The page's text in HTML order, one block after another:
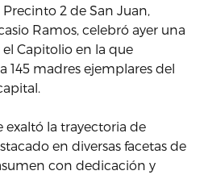
2 de San Juan,
Ramos, celebró ayer una
Capitolio en la que
145 madres ejemplares del
exaltó la trayectoria de
en diversas facetas de
con dedicación y